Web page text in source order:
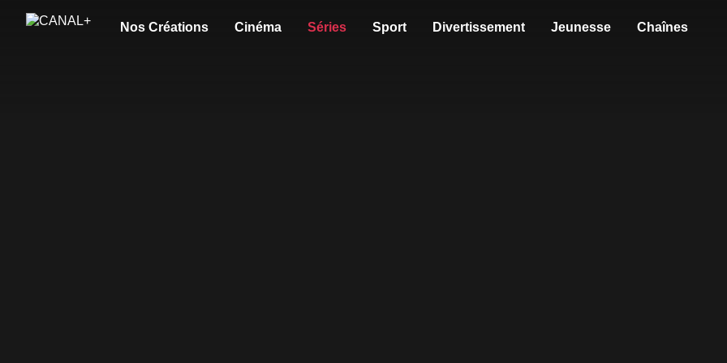
Nos Créations Cinéma Séries Sport Divertissement Jeunesse Chaînes